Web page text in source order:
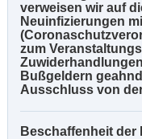
verweisen wir auf
Neuinfizierungen
zum
Bußgeldern
Ausschluss von
Beschaffenheit der